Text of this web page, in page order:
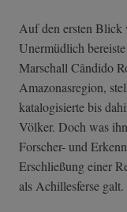
Auf den ersten Blick
Unermüdlich
Marschall Cândido
Amazonasregion,
katalogisierte bis
Völker. Doch was
Forscher- und
Erschließung einer
als Achillesferse galt.